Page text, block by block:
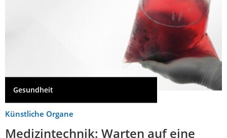
Gesundheit
Künstliche Organe
Medizintechnik: Warten auf eine